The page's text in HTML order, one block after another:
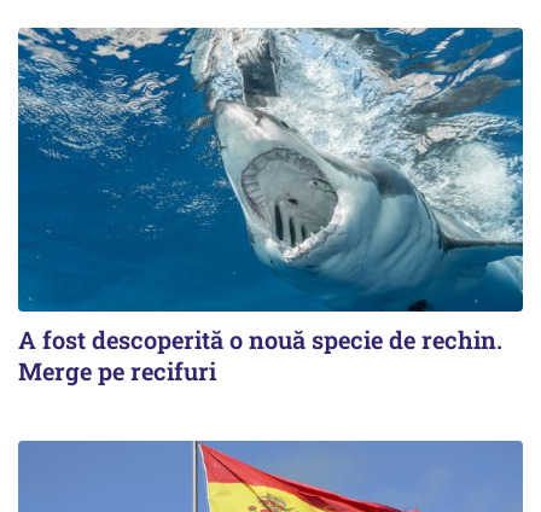
A fost descoperită o nouă specie de rechin.
Merge pe recifuri